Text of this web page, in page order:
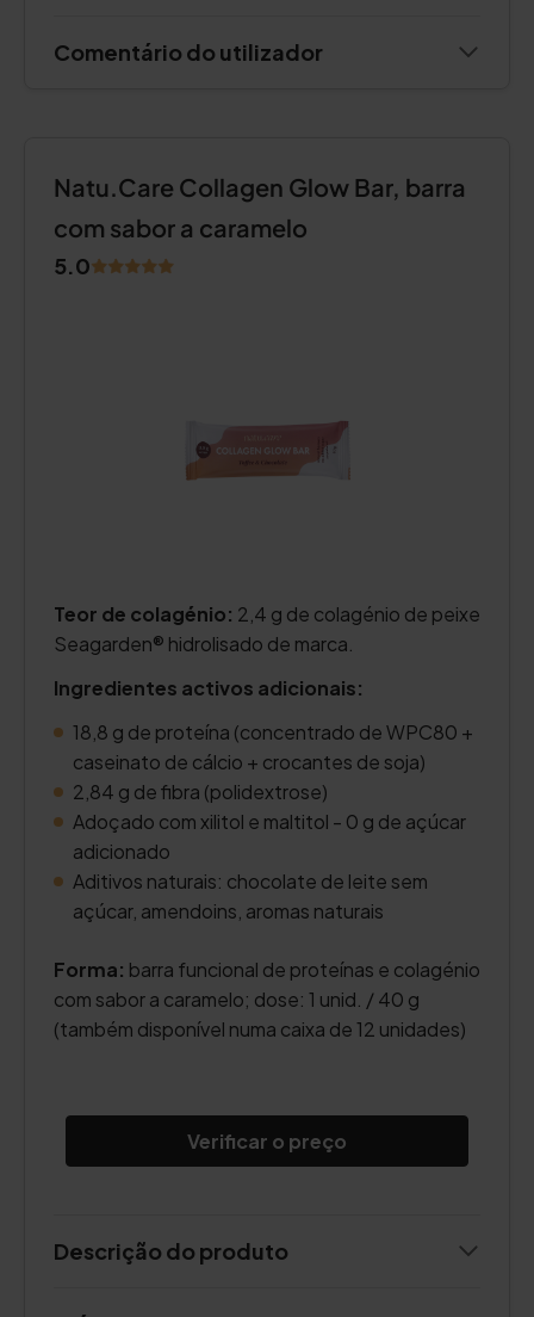
Comentário do utilizador
Natu.Care Collagen Glow Bar, barra
com sabor a caramelo
5.0
Teor de colagénio: 2,4 g de colagénio de peixe
Seagarden® hidrolisado de marca.
Ingredientes activos adicionais:
18,8 g de proteína (concentrado de WPC80 +
caseinato de cálcio + crocantes de soja)
2,84 g de fibra (polidextrose)
Adoçado com xilitol e maltitol - 0 g de açúcar
adicionado
Aditivos naturais: chocolate de leite sem
açúcar, amendoins, aromas naturais
Forma: barra funcional de proteínas e colagénio
com sabor a caramelo; dose: 1 unid. / 40 g
(também disponível numa caixa de 12 unidades)
Verificar o preço
Descrição do produto